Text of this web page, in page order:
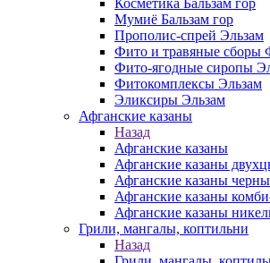
Косметика Бальзам гор
Мумиё Бальзам гор
Прополис-спрей Эльзам
Фито и травяные сборы
Фито-ягодные сиропы
Фитокомплексы Эльзам
Эликсиры Эльзам
Афганские казаны
Назад
Афганские казаны
Афганские казаны
Афганские казаны
Афганские казаны
Афганские казаны
Грили, мангалы, коптильни
Назад